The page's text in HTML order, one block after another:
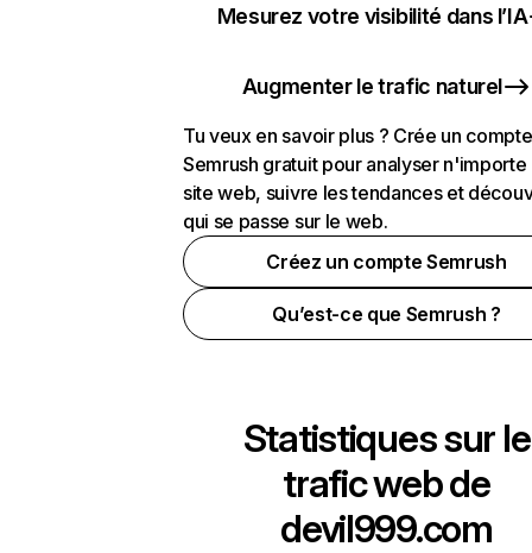
Mesurez votre visibilité dans l’IA
Augmenter le trafic naturel
Tu veux en savoir plus ? Crée un compte
Semrush gratuit pour analyser n'importe
site web, suivre les tendances et
qui se passe sur le web.
Créez un compte Semrush
Qu’est-ce que Semrush ?
Statistiques sur le
trafic web de
devil999.com